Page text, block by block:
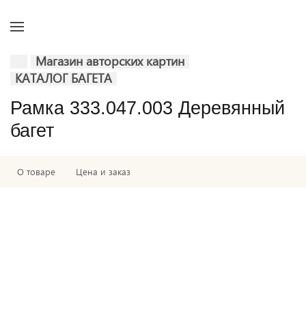
Магазин авторских картин
КАТАЛОГ БАГЕТА
Рамка 333.047.003 Деревянный
багет
О товаре Цена и заказ